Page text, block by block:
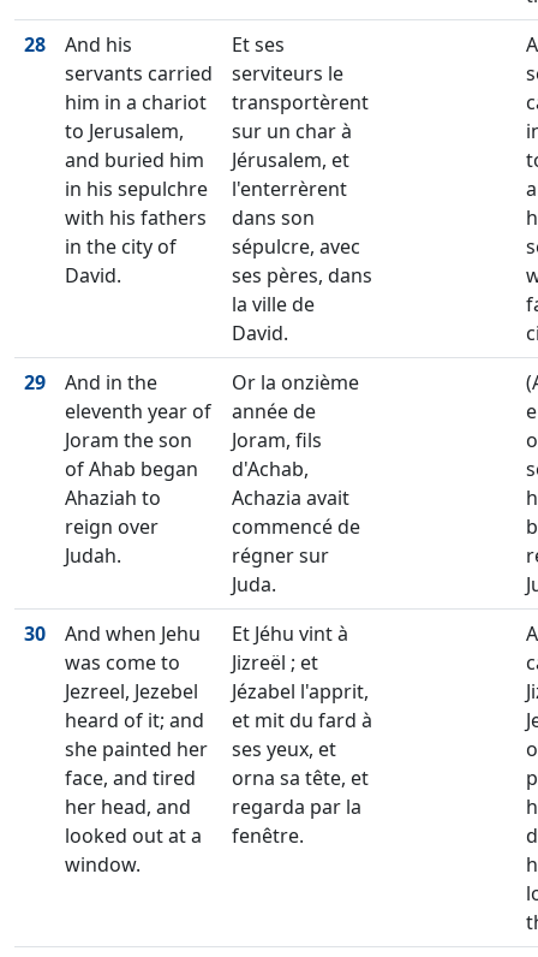
28
And his
servants carried
him in a chariot
to Jerusalem,
and buried him
in his sepulchre
with his fathers
in the city of
David.
Et ses
serviteurs le
transportèrent
sur un char à
Jérusalem, et
l'enterrèrent
dans son
sépulcre, avec
ses pères, dans
la ville de
David.
29
And in the
eleventh year of
Joram the son
of Ahab began
Ahaziah to
reign over
Judah.
Or la onzième
année de
Joram, fils
d'Achab,
Achazia avait
commencé de
régner sur
Juda.
30
And when Jehu
was come to
Jezreel, Jezebel
heard of it; and
she painted her
face, and tired
her head, and
looked out at a
window.
Et Jéhu vint à
Jizreël ; et
Jézabel l'apprit,
et mit du fard à
ses yeux, et
orna sa tête, et
regarda par la
fenêtre.